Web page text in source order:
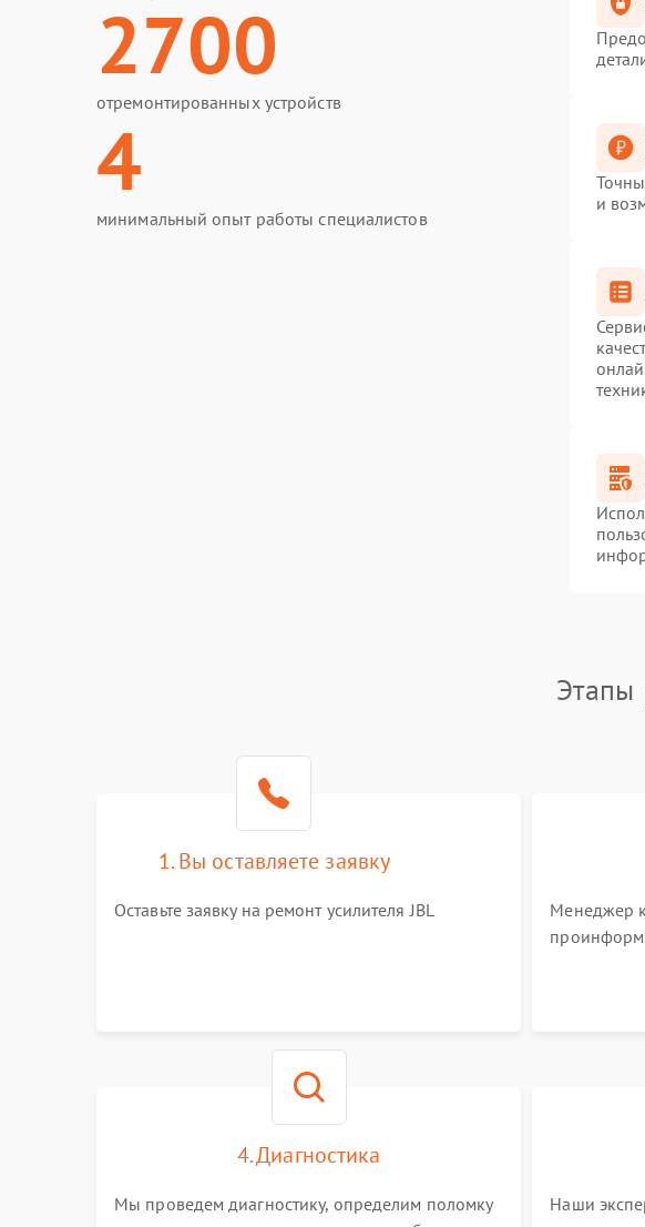
2700
отремонтированных устройств
4
минимальный опыт работы специалистов
и
Этапы
1. Вы оставляете заявку
Оставьте заявку на ремонт усилителя JBL
Менеджер
усилителя
4. Диагностика
Мы проведем диагностику, определим поломку
Наши